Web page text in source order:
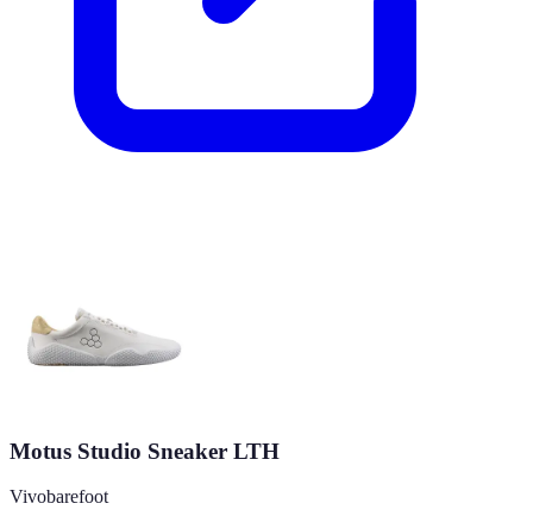
Motus Studio Sneaker LTH
Vivobarefoot